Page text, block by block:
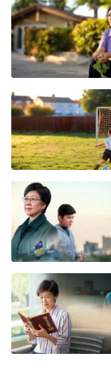
바를 몰랐습니다.
에게 이렇게 하
자유롭고 편안해
자존감이 낮아지
는커녕 더 떨어
데… 내가 아이를
는 어떻게 해야
록 하나님께서 이
어느 날, 저는
실, 얼마나 원대
이고 정당한 바
하는 것, 그리고
벗어나지 않는다
어 굉장히 중요한
에게 주입하려고